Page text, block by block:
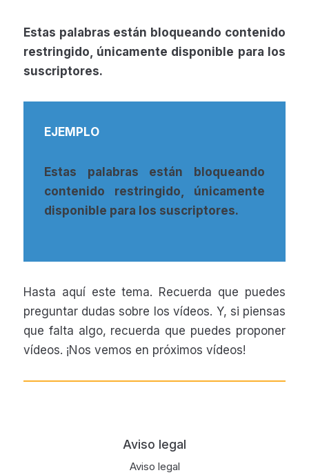
Estas palabras están bloqueando contenido
restringido, únicamente disponible para los
suscriptores.
EJEMPLO
Estas palabras están bloqueando
contenido restringido, únicamente
disponible para los suscriptores.
Hasta aquí este tema. Recuerda que puedes
preguntar dudas sobre los vídeos. Y, si piensas
que falta algo, recuerda que puedes proponer
vídeos. ¡Nos vemos en próximos vídeos!
Aviso legal
Aviso legal